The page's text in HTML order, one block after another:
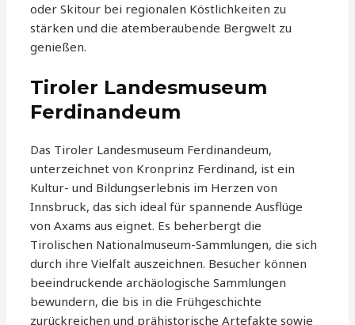
oder Skitour bei regionalen Köstlichkeiten zu
stärken und die atemberaubende Bergwelt zu
genießen.
Tiroler Landesmuseum
Ferdinandeum
Das Tiroler Landesmuseum Ferdinandeum,
unterzeichnet von Kronprinz Ferdinand, ist ein
Kultur- und Bildungserlebnis im Herzen von
Innsbruck, das sich ideal für spannende Ausflüge
von Axams aus eignet. Es beherbergt die
Tirolischen Nationalmuseum-Sammlungen, die sich
durch ihre Vielfalt auszeichnen. Besucher können
beeindruckende archäologische Sammlungen
bewundern, die bis in die Frühgeschichte
zurückreichen und prähistorische Artefakte sowie